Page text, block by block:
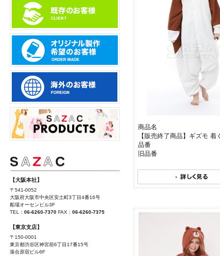
商品名
【販売終了商品】ギズモ 着
品番
旧品番
【大阪本社】
〒541-0052
大阪府大阪市中央区安土町3丁目4番16号
船場オーセンビル3F
TEL： 06-6260-7370 FAX： 06-6260-7375
【東京支店】
〒150-0001
東京都渋谷区神宮前6丁目17番15号
落合原宿ビル6F